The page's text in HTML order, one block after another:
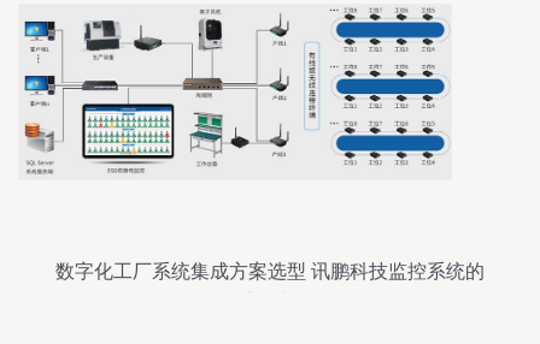
数字化工厂系统集成方案选型 讯鹏科技监控系统的